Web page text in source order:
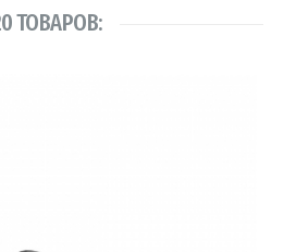
ТОВАРОВ: